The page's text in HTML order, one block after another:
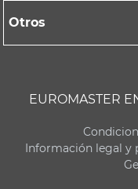
Otros
EUROMASTER
Información legal y